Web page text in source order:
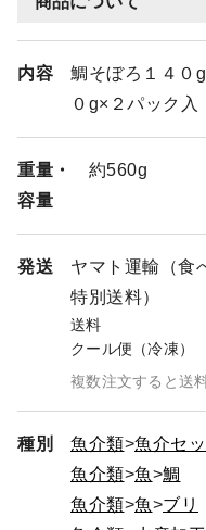
内容
鯛そぼろ１４０
０g×２パック入
重量・
容量
約560g
発送
ヤマト運輸（食
特別送料）
送料
クール便（冷凍）
複数注文すると送
種別 魚介類 魚介セッ
魚介類 魚
鯛
魚介類 魚
ブリ